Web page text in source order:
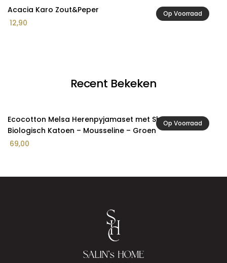
Op Voorraad
Acacia Karo Zout&Peper
12,90
Recent Bekeken
Op Voorraad
Ecocotton Melsa Herenpyjamaset met Short van
Biologisch Katoen – Mousseline – Groen
69,00